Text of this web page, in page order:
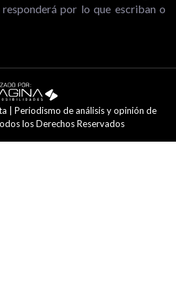
por lo que escriban o
| Periodismo de análisis y opinión de
los Derechos Reservados